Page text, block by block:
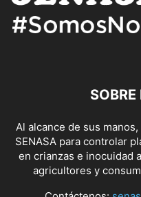
Al alcance de sus
SENASA para controlar
en crianzas e inocuidad
agricultores y